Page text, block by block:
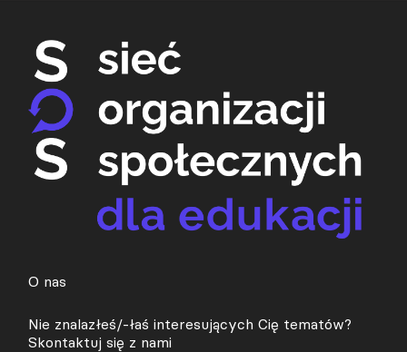
O nas
Nie znalazłeś/-łaś interesujących Cię tematów?
Skontaktuj się z nami